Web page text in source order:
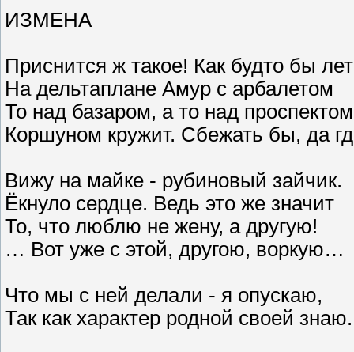
ИЗМЕНА
Приснится ж такое! Как будто бы
На дельтаплане Амур с арбалетом
То над базаром, а то над проспектом
Коршуном кружит. Сбежать бы, да
Вижу на майке - рубиновый зайчик.
Ёкнуло сердце. Ведь это же значит
То, что люблю не жену, а другую!
… Вот уже с этой, другою, воркую…
Что мы с ней делали - я опускаю,
Так как характер родной своей знаю.